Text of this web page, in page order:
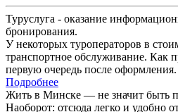
Туруслуга - оказание
бронирования.
У некоторых туроператоров в
транспортное обслуживание. Как
первую очередь после оформления.
Подробнее
Жить в Минске — не значит быть
Наоборот: отсюда легко и удобно